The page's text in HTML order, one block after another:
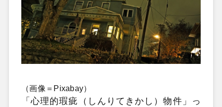
（画像＝Pixabay）
「心理的瑕疵（しんりてきかし）物件」っ